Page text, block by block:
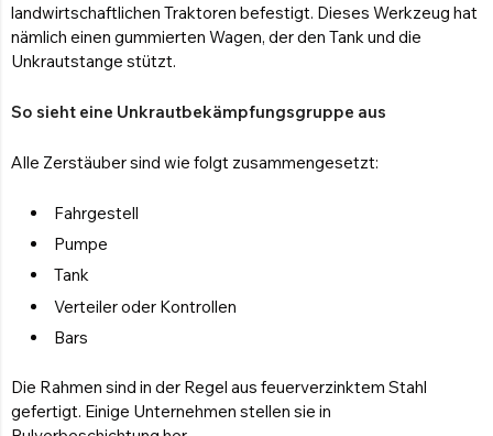
landwirtschaftlichen Traktoren befestigt. Dieses Werkzeug hat
nämlich einen gummierten Wagen, der den Tank und die
Unkrautstange stützt.
So sieht eine Unkrautbekämpfungsgruppe aus
Alle Zerstäuber sind wie folgt zusammengesetzt:
Fahrgestell
Pumpe
Tank
Verteiler oder Kontrollen
Bars
Die Rahmen sind in der Regel aus feuerverzinktem Stahl
gefertigt. Einige Unternehmen stellen sie in